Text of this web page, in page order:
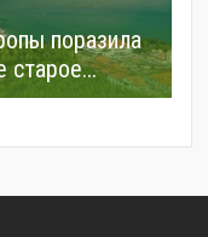
поразила
старое...